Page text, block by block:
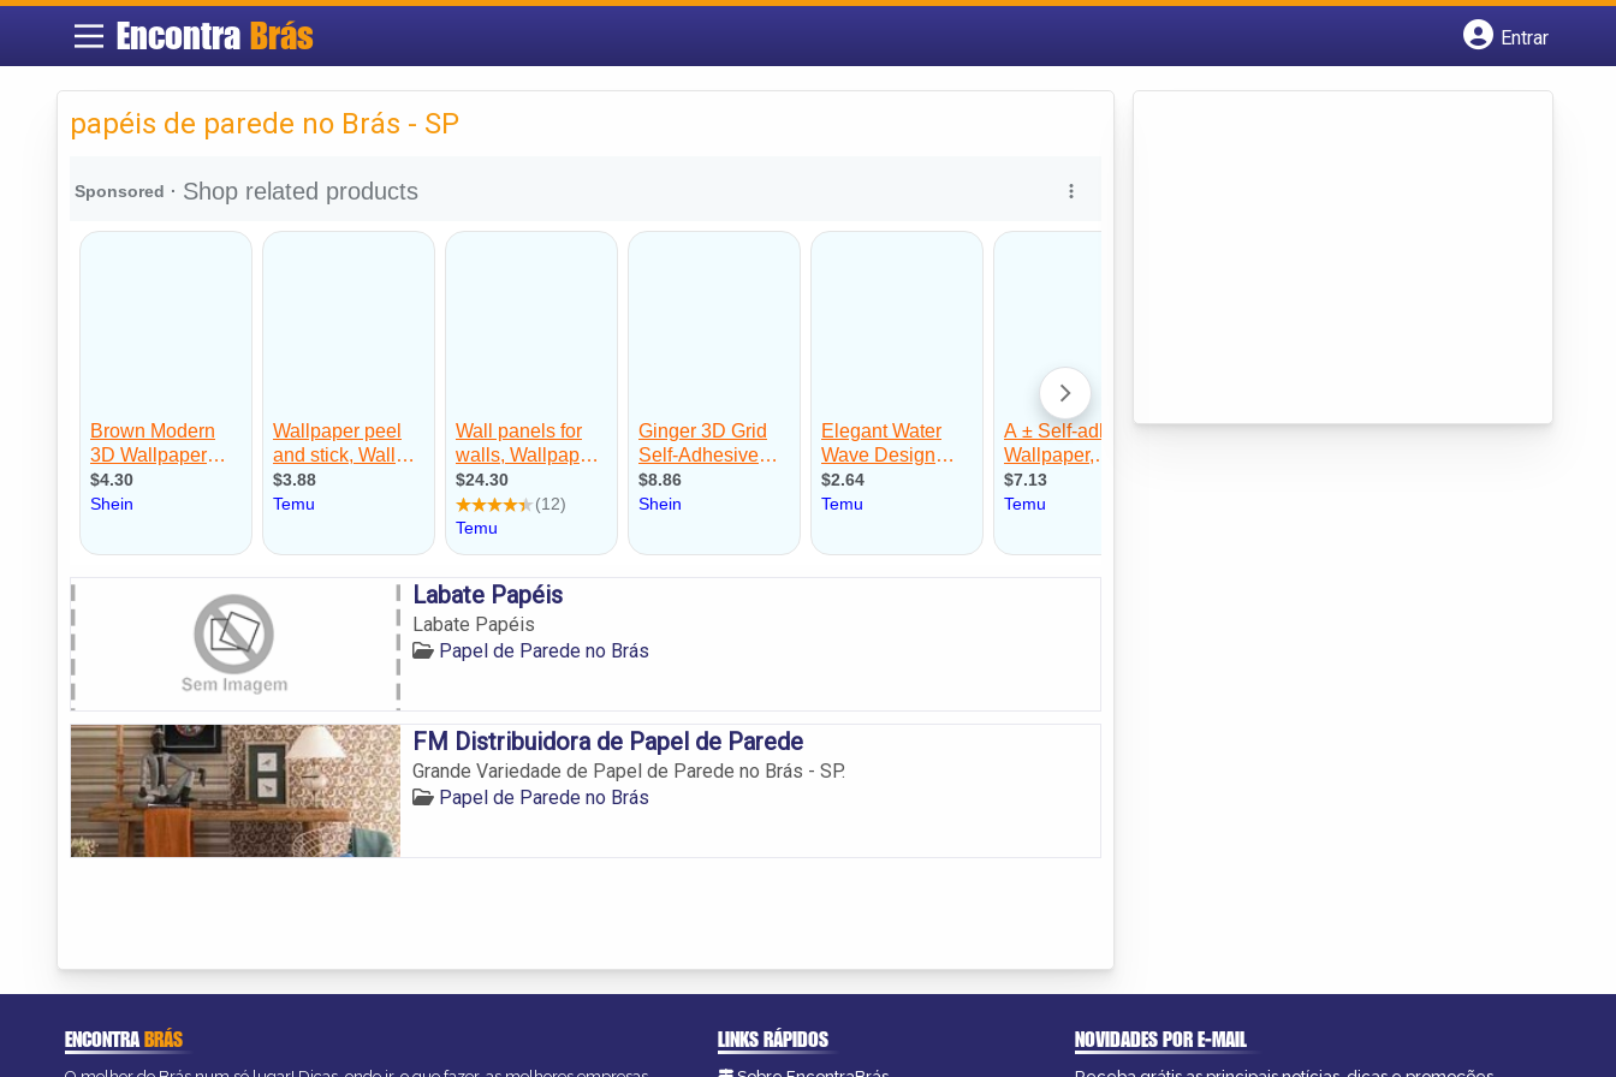
EncontraBrás
Entrar
papéis de parede no Brás - SP
Labate Papéis
Labate Papéis
Papel de Parede no Brás
FM Distribuidora de Papel de Parede
Grande Variedade de Papel de Parede no Brás - SP.
Papel de Parede no Brás
ENCONTRABRÁS LINKS RÁPIDOS NOVIDADES POR E-MAIL